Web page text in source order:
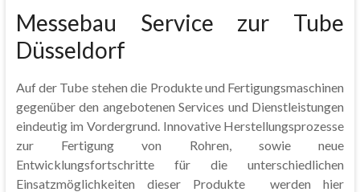
Messebau Service zur Tube
Düsseldorf
Auf der Tube stehen die Produkte und Fertigungsmaschinen
gegenüber den angebotenen Services und Dienstleistungen
eindeutig im Vordergrund. Innovative Herstellungsprozesse
zur Fertigung von Rohren, sowie neue
Entwicklungsfortschritte für die unterschiedlichen
Einsatzmöglichkeiten dieser Produkte werden hier